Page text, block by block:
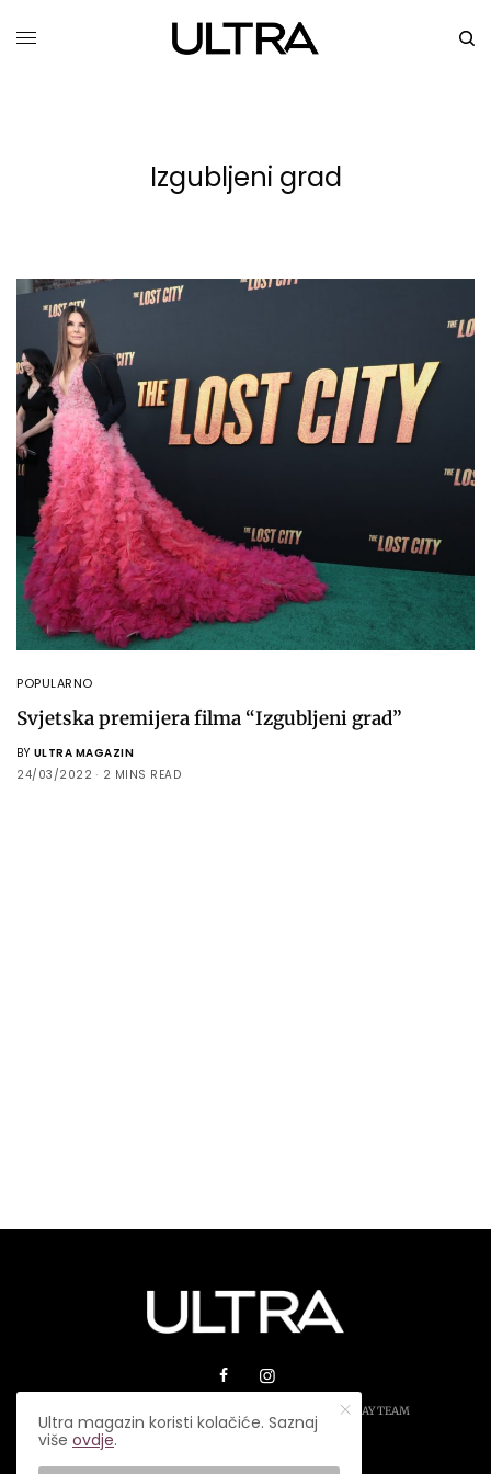
Izgubljeni grad
POPULARNO
Svjetska premijera filma “Izgubljeni grad”
BY ULTRA MAGAZIN
24/03/2022
2 MINS READ
© 2026 ULTRA MAGAZIN. SVA PRAVA ZADRŽANA.PLAY TEAM
Ultra magazin koristi kolačiće. Saznaj
višeovdje.